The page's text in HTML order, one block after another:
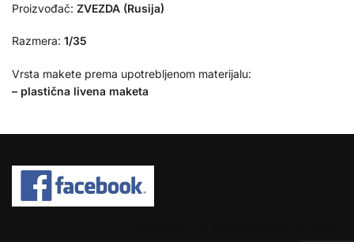
Proizvođač: ZVEZDA (Rusija)
Razmera: 1/35
Vrsta makete prema upotrebljenom materijalu:
– plastična livena maketa